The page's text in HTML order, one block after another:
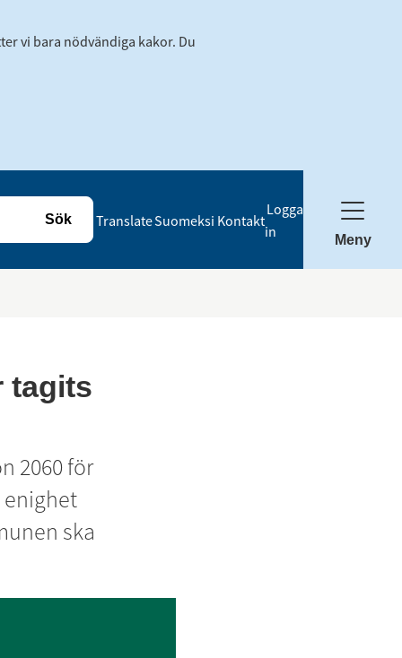
vi bara nödvändiga kakor. Du
TranslateSuomeksi Kontakt
Logga
in
Meny
tagits
2060 för
enighet
ska